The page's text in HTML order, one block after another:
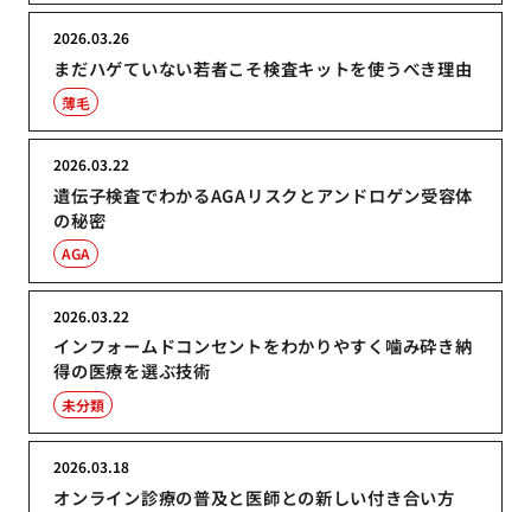
まだハゲていない若者こそ検査キットを使うべき理由
2026.03.26
薄毛
遺伝子検査でわかるAGAリスクとアンドロゲン受容体
の秘密
2026.03.22
AGA
インフォームドコンセントをわかりやすく噛み砕き納
得の医療を選ぶ技術
2026.03.22
未分類
オンライン診療の普及と医師との新しい付き合い方
2026.03.18